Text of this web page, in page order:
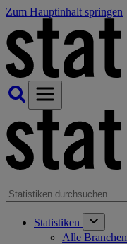
Zum Hauptinhalt springen
Statistiken
Alle Branchen